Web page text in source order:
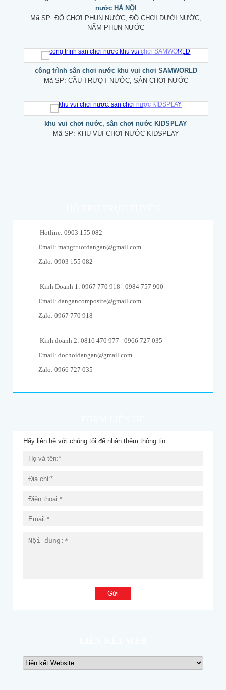
nước HÀ NỘI
Mã SP:ĐỒ CHƠI PHUN NƯỚC, ĐỒ CHƠI DƯỚI NƯỚC,
NẤM PHUN NƯỚC
công trình sân chơi nước khu vui chơi SAMWORLD
Mã SP: CẦU TRƯỢT NƯỚC, SÂN CHƠI NƯỚC
khu vui chơi nước, sân chơi nước KIDSPLAY
Mã SP: KHU VUI CHƠI NƯỚC KIDSPLAY
Hotline: 0903 155 082
Email: mangtruotdangan@gmail.com
Zalo: 0903 155 082
Kinh Doanh 1: 0967 770 918 - 0984 757 900
Email: dangancomposite@gmail.com
Zalo: 0967 770 918
Kinh doanh 2: 0816 470 977 - 0966 727 035
Email: dochoidangan@gmail.com
Zalo: 0966 727 035
Hãy liên hệ với chúng tôi để nhận thêm thông tin